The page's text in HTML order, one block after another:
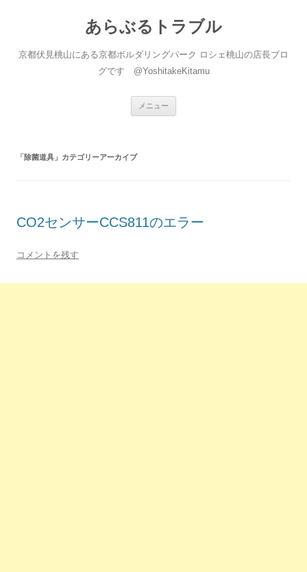
あらぶるトラブル
京都伏見桃山にある京都ボルダリングパーク ロシェ桃山の店長ブロ
グです @YoshitakeKitamu
メニュー
「除菌道具 」カテゴリーアーカイブ
CO2センサーCCS811のエラー
コメントを残す